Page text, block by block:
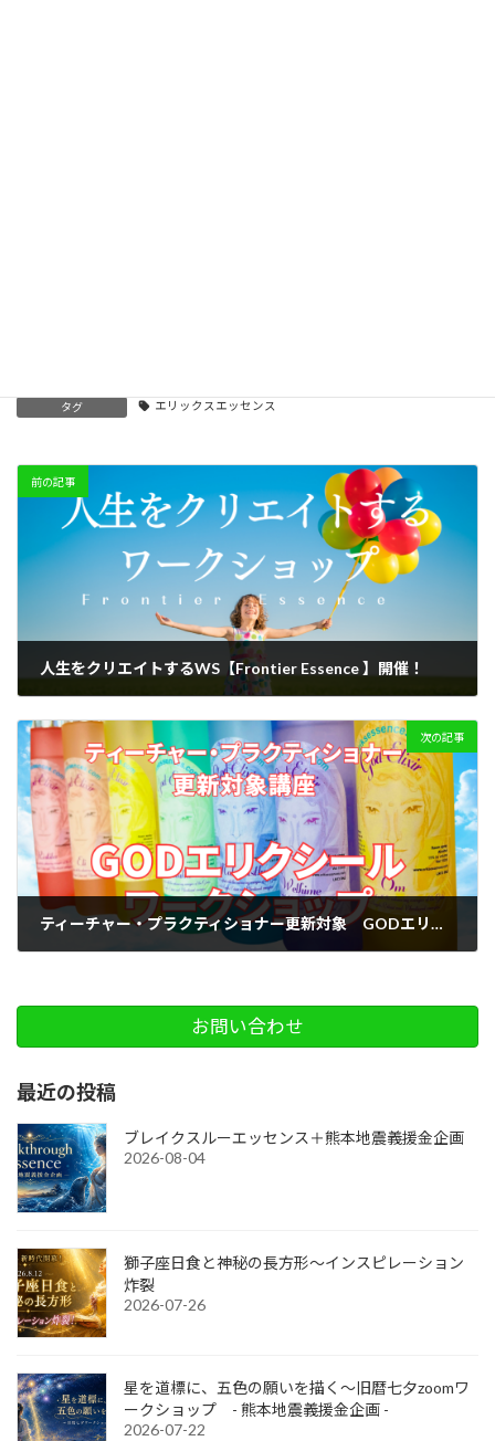
タグ エリックスエッセンス
前の記事
人生をクリエイトするWS【Frontier Essence 】開催！
次の記事
ティーチャー・プラクティショナー更新対象 GODエリクシールワークショップ開催！
お問い合わせ
最近の投稿
ブレイクスルーエッセンス＋熊本地震義援金企画
2026-08-04
獅子座日食と神秘の長方形～インスピレーション
炸裂
2026-07-26
星を道標に、五色の願いを描く～旧暦七夕zoomワ
ークショップ - 熊本地震義援金企画 -
2026-07-22